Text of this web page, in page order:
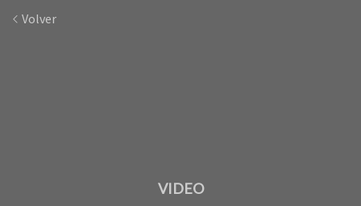
Volver
VIDEO